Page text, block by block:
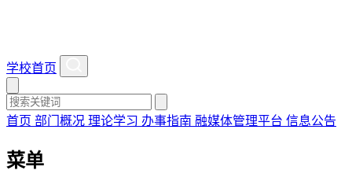
学校首页
首页 部门概况 理论学习 办事指南 融媒体管理平台 信息公告
菜单